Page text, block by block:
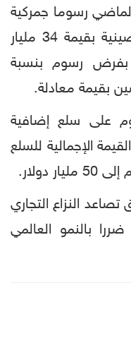
رسوما جمركية
بنسبة 25 بالمئة على واردات صينية بقيمة 34 مليار
بفرض رسوم بنسبة
بقيمة معادلة.
على سلع إضافية
القيمة الإجمالية للسلع
دولار.
النزاع التجاري
بالنمو العالمي